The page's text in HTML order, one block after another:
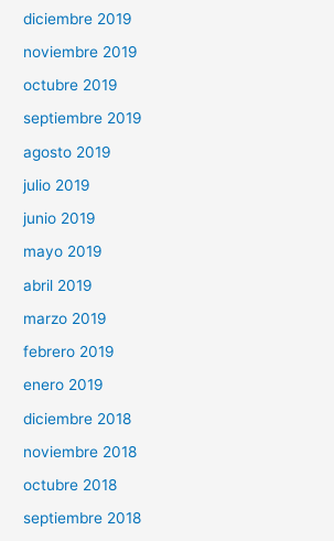
diciembre 2019
noviembre 2019
octubre 2019
septiembre 2019
agosto 2019
julio 2019
junio 2019
mayo 2019
abril 2019
marzo 2019
febrero 2019
enero 2019
diciembre 2018
noviembre 2018
octubre 2018
septiembre 2018